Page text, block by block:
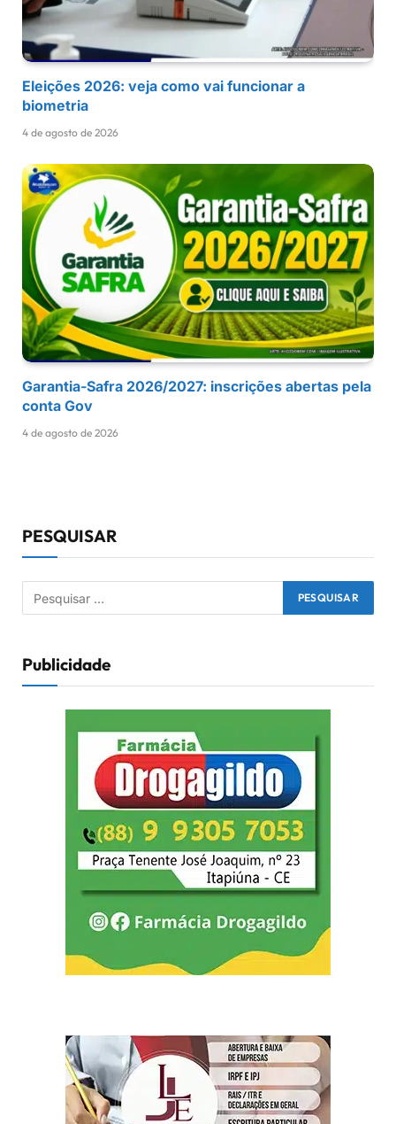
Eleições 2026: veja como vai funcionar a
biometria
4 de agosto de 2026
Garantia-Safra 2026/2027: inscrições abertas pela
conta Gov
4 de agosto de 2026
PESQUISAR
Publicidade